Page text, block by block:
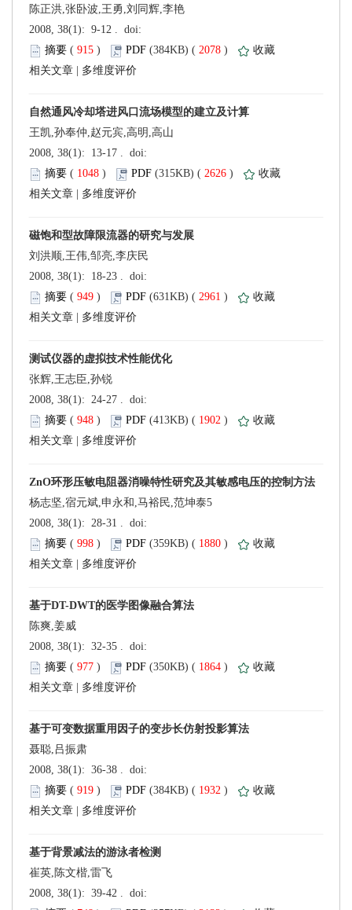
陈正洪,张卧波,王勇,刘同辉,李艳
( ) 2078 )
王凯,孙奉仲,赵元宾,高明,高山
( ) 2626 )
刘洪顺,王伟,邹亮,李庆民
( ) 2961 )
张辉,王志臣,孙锐
( ) 1902 )
杨志坚,宿元斌,申永和,马裕民,范坤泰5
( ) 1880 )
陈爽,姜威
( ) 1864 )
聂聪,吕振肃
( ) 1932 )
崔英,陈文楷,雷飞